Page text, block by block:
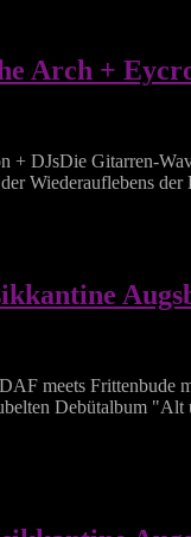
Arch +
DJsDie Gitarren-
Wiederauflebens
meets
Debütalbum